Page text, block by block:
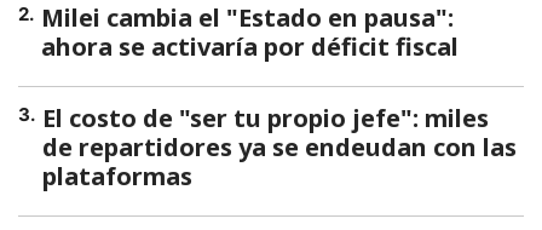
2. Milei cambia el "Estado en pausa":
ahora se activaría por déficit fiscal
3. El costo de "ser tu propio jefe": miles
de repartidores ya se endeudan con las
plataformas